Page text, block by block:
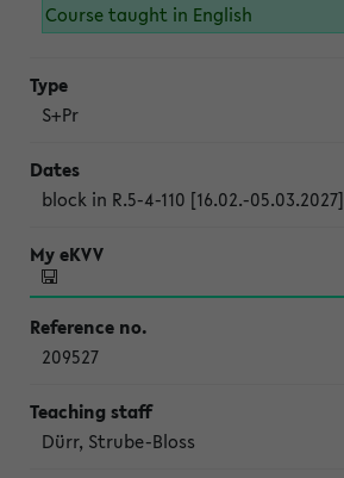
Course taught in English
S+Pr
block in R.5-4-110 [16.02.-05.03.2027]
209527
Dürr, Strube-Bloss